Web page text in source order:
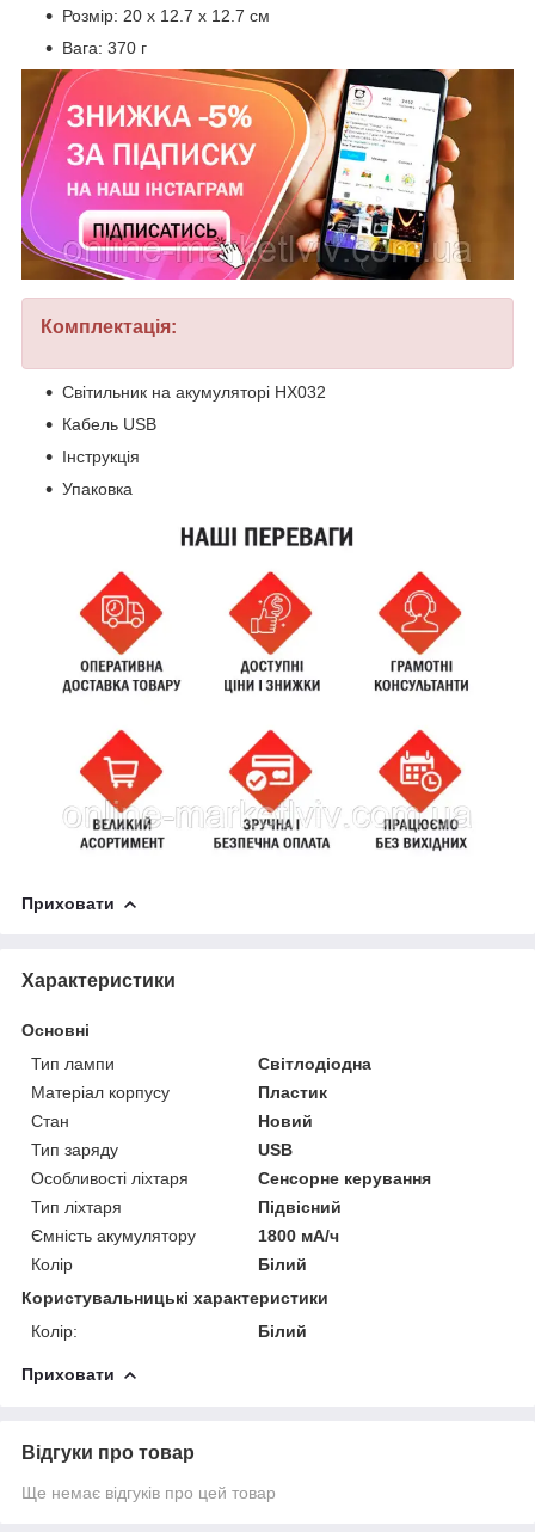
Розмір: 20 х 12.7 х 12.7 см
Вага: 370 г
Комплектація:
Світильник на акумуляторі HX032
Кабель USB
Інструкція
Упаковка
Приховати
Характеристики
Основні
Тип лампи
Світлодіодна
Матеріал корпусу
Пластик
Стан
Новий
Тип заряду
USB
Особливості ліхтаря
Сенсорне керування
Тип ліхтаря
Підвісний
Ємність акумулятору
1800 мА/ч
Колір
Білий
Користувальницькі характеристики
Колір:
Білий
Приховати
Відгуки про товар
Ще немає відгуків про цей товар